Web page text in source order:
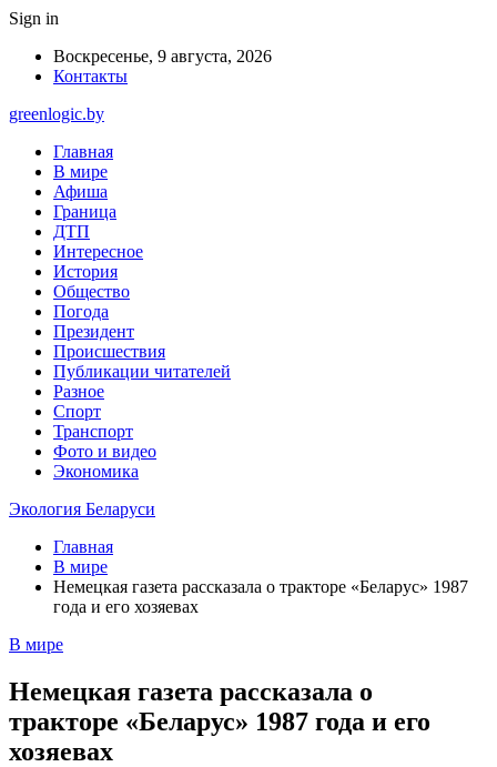
Sign in
Воскресенье, 9 августа, 2026
Контакты
greenlogic.by
Главная
В мире
Афиша
Граница
ДТП
Интересное
История
Общество
Погода
Президент
Происшествия
Публикации читателей
Разное
Спорт
Транспорт
Фото и видео
Экономика
Экология Беларуси
Главная
В мире
Немецкая газета рассказала о тракторе «Беларус» 1987
года и его хозяевах
В мире
Немецкая газета рассказала о
тракторе «Беларус» 1987 года и его
хозяевах